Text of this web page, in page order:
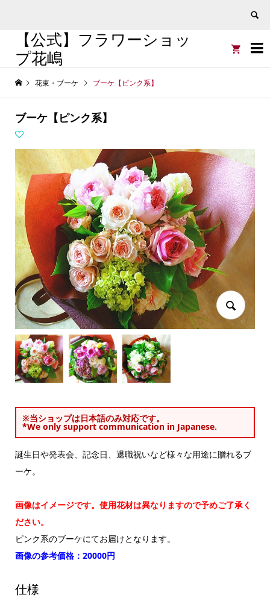

【公式】フラワーショッ
プ花嶋

花束・ブーケ ブーケ【ピンク系】
ブーケ【ピンク系】
※当ショップは日本語のみ対応です。
*We only support communication in Japanese.
誕生日や発表会、記念日、退職祝いなど様々な用途に贈れるブ
ーケ。
画像はイメージです。使用花材は異なりますので予めご了承く
ださい。
ピンク系のブーケにてお届けとなります。
画像の参考価格：20000円
仕様